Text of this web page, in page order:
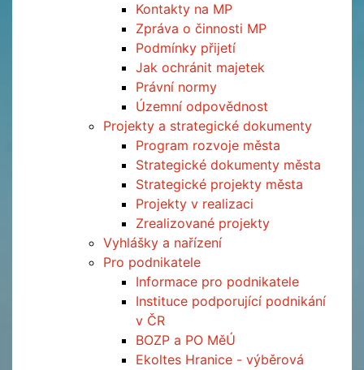
Kontakty na MP
Zpráva o činnosti MP
Podmínky přijetí
Jak ochránit majetek
Právní normy
Územní odpovědnost
Projekty a strategické dokumenty
Program rozvoje města
Strategické dokumenty města
Strategické projekty města
Projekty v realizaci
Zrealizované projekty
Vyhlášky a nařízení
Pro podnikatele
Informace pro podnikatele
Instituce podporující podnikání
v ČR
BOZP a PO MěÚ
Ekoltes Hranice - výběrová